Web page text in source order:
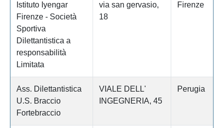
Istituto Iyengar
Firenze - Società
Sportiva
Dilettantistica a
responsabilità
Limitata
via san gervasio,
18
Firenze
Ass. Dilettantistica
U.S. Braccio
Fortebraccio
VIALE DELL'
INGEGNERIA, 45
Perugia